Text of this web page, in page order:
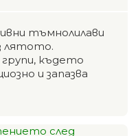
тъмнолилави
лятото.
където
и запазва
след